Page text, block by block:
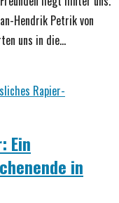
Hendrik Petrik von
uns in die…
Ein
in